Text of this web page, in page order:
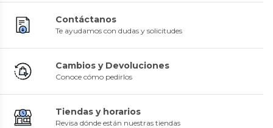
Contáctanos
Te ayudamos con dudas y solicitudes
Cambios y Devoluciones
Conoce cómo pedirlos
Tiendas y horarios
Revisa dónde están nuestras tiendas